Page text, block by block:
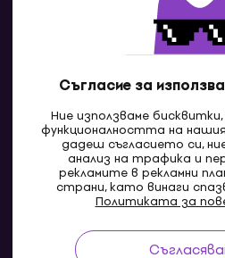
Съгласие за
Ние използваме
функционалността на
дадеш съгласието си,
анализ на трафика и
рекламите в рекламни
страни, като винаги
Политиката за
MK